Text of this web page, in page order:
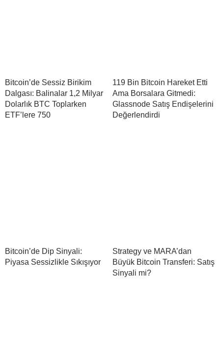
Bitcoin’de Sessiz Birikim
Dalgası: Balinalar 1,2 Milyar
Dolarlık BTC Toplarken
ETF’lere 750
119 Bin Bitcoin Hareket Etti
Ama Borsalara Gitmedi:
Glassnode Satış Endişelerini
Değerlendirdi
Bitcoin’de Dip Sinyali:
Piyasa Sessizlikle Sıkışıyor
Strategy ve MARA’dan
Büyük Bitcoin Transferi: Satış
Sinyali mi?